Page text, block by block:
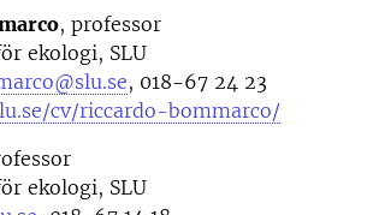
, professor
ekologi, SLU
, 018-67 24 23
cv/riccardo-bommarco/
ekologi, SLU